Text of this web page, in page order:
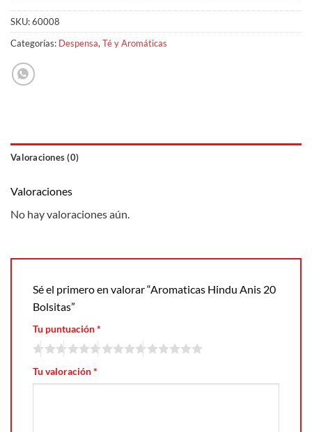
SKU:60008
Categorías: Despensa, Té y Aromáticas
Valoraciones (0)
Valoraciones
No hay valoraciones aún.
Sé el primero en valorar “Aromaticas Hindu Anis 20
Bolsitas”
Tu puntuación*
Tu valoración*